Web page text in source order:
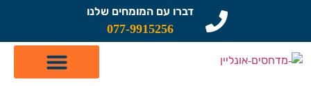
דברו עם המומחים שלנו
077-9915256